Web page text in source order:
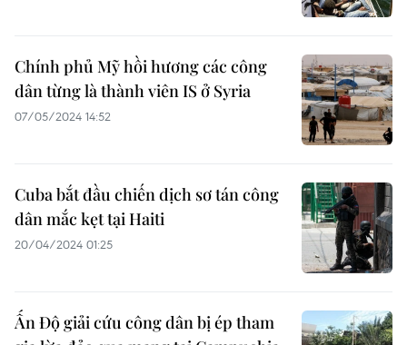
Chính phủ Mỹ hồi hương các công
dân từng là thành viên IS ở Syria
07/05/2024 14:52
Cuba bắt đầu chiến dịch sơ tán công
dân mắc kẹt tại Haiti
20/04/2024 01:25
Ấn Độ giải cứu công dân bị ép tham